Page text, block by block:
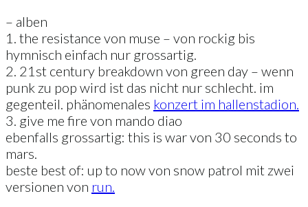
– alben
1. the resistance von muse – von rockig bis
hymnisch einfach nur grossartig.
2. 21st century breakdown von green day – wenn
punk zu pop wird ist das nicht nur schlecht. im
gegenteil. phänomenales konzert im hallenstadion.
3. give me fire von mando diao
ebenfalls grossartig: this is war von 30 seconds to
mars.
beste best of: up to now von snow patrol mit zwei
versionen von run.